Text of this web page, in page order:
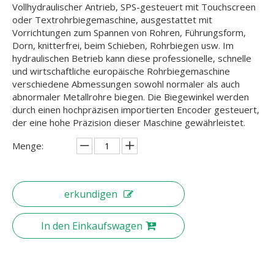
Vollhydraulischer Antrieb, SPS-gesteuert mit Touchscreen
oder Textrohrbiegemaschine, ausgestattet mit
Vorrichtungen zum Spannen von Rohren, Führungsform,
Dorn, knitterfrei, beim Schieben, Rohrbiegen usw. Im
hydraulischen Betrieb kann diese professionelle, schnelle
und wirtschaftliche europäische Rohrbiegemaschine
verschiedene Abmessungen sowohl normaler als auch
abnormaler Metallrohre biegen. Die Biegewinkel werden
durch einen hochpräzisen importierten Encoder gesteuert,
der eine hohe Präzision dieser Maschine gewährleistet.
Menge:
erkundigen
In den Einkaufswagen